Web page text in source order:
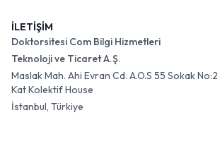
İLETİŞİM
Doktorsitesi Com Bilgi Hizmetleri
Teknoloji ve Ticaret A.Ş.
Maslak Mah. Ahi Evran Cd. A.O.S 55 Sokak
Kat Kolektif House
İstanbul, Türkiye